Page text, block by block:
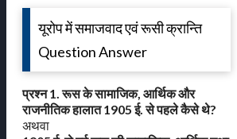
यूरोप में समाजवाद एवं रूसी क्रान्ति
Question Answer
प्रश्न 1. रूस के सामाजिक, आर्थिक और
राजनीतिक हालात 1905 ई. से पहले कैसे थे?
अथवा